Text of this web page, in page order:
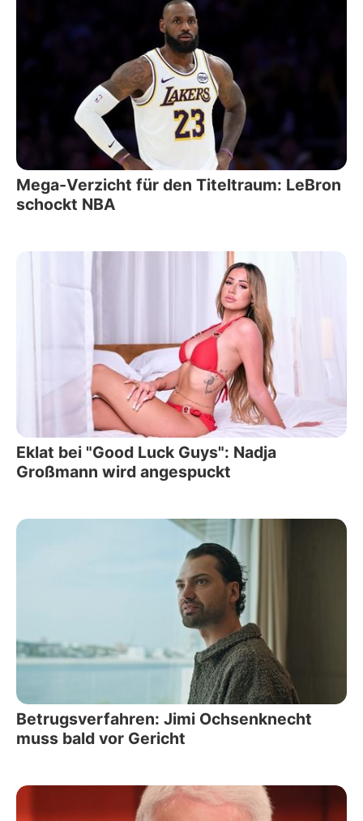
Mega-Verzicht für den Titeltraum: LeBron
schockt NBA
Eklat bei "Good Luck Guys": Nadja
Großmann wird angespuckt
Betrugsverfahren: Jimi Ochsenknecht
muss bald vor Gericht